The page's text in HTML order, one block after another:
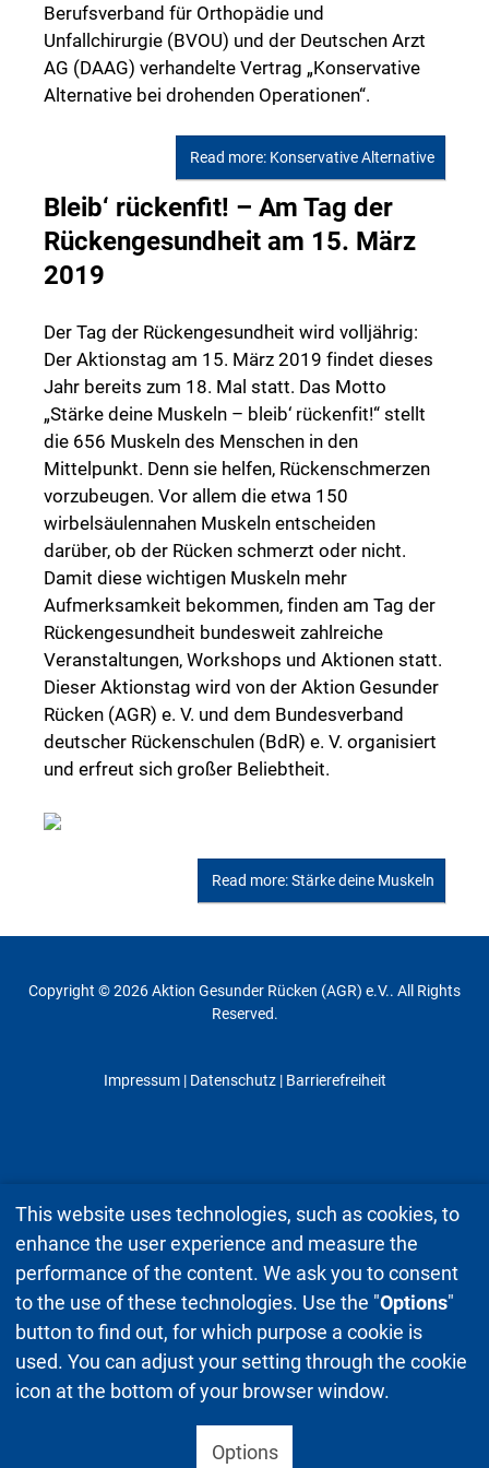
Berufsverband für Orthopädie und
Unfallchirurgie (BVOU) und der Deutschen Arzt
AG (DAAG) verhandelte Vertrag „Konservative
Alternative bei drohenden Operationen“.
Read more: Konservative Alternative
Bleib‘ rückenfit! – Am Tag der
Rückengesundheit am 15. März
2019
Der Tag der Rückengesundheit wird volljährig:
Der Aktionstag am 15. März 2019 findet dieses
Jahr bereits zum 18. Mal statt. Das Motto
„Stärke deine Muskeln – bleib‘ rückenfit!“ stellt
die 656 Muskeln des Menschen in den
Mittelpunkt. Denn sie helfen, Rückenschmerzen
vorzubeugen. Vor allem die etwa 150
wirbelsäulennahen Muskeln entscheiden
darüber, ob der Rücken schmerzt oder nicht.
Damit diese wichtigen Muskeln mehr
Aufmerksamkeit bekommen, finden am Tag der
Rückengesundheit bundesweit zahlreiche
Veranstaltungen, Workshops und Aktionen statt.
Dieser Aktionstag wird von der Aktion Gesunder
Rücken (AGR) e. V. und dem Bundesverband
deutscher Rückenschulen (BdR) e. V. organisiert
und erfreut sich großer Beliebtheit.
Read more: Stärke deine Muskeln
Copyright © 2026 Aktion Gesunder Rücken (AGR) e.V.. All Rights
Reserved.
Impressum| Datenschutz| Barrierefreiheit
This website uses technologies, such as cookies, to
enhance the user experience and measure the
performance of the content. We ask you to consent
to the use of these technologies. Use the "Options"
button to find out, for which purpose a cookie is
used. You can adjust your setting through the cookie
icon at the bottom of your browser window.
Options